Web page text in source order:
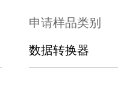
申请样品类别